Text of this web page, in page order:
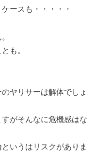
ースも・・・・・
も。
ヤリサーは解体でしょ
がそんなに危機感はな
いうはリスクがありま